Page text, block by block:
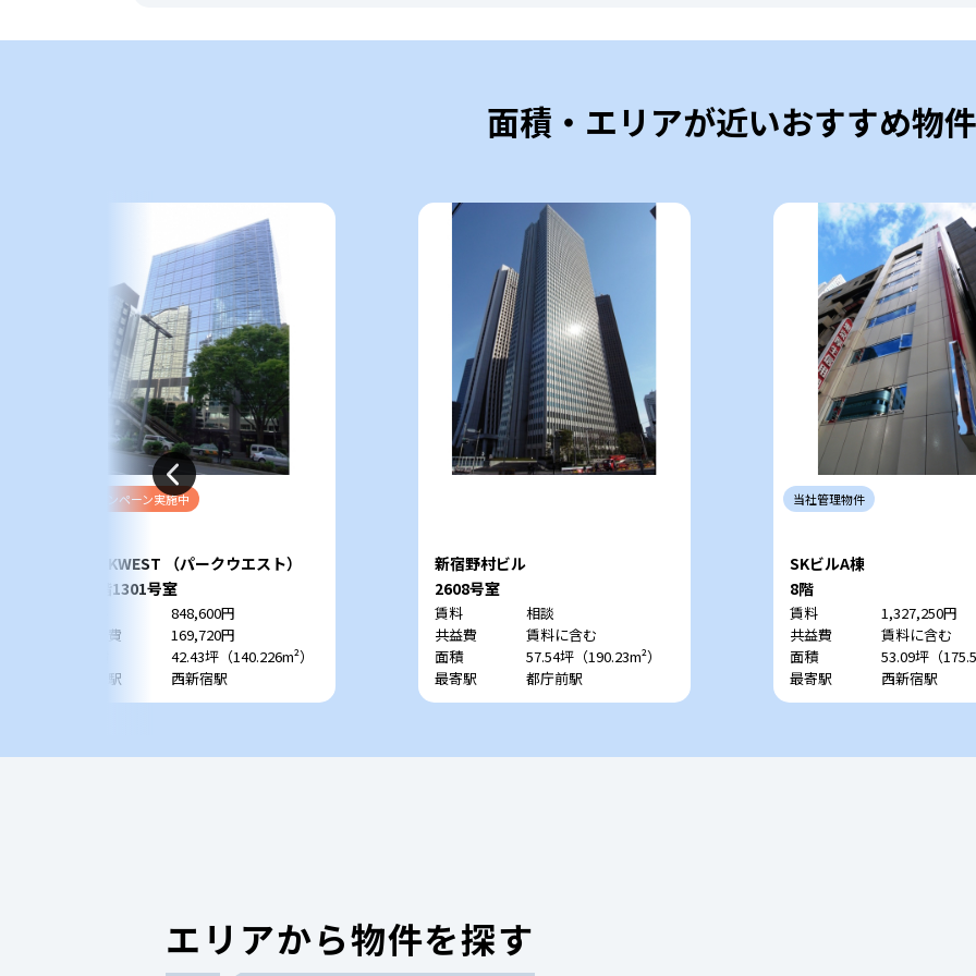
面積・エリアが近いおすすめ物件
キャンペーン実施中
PARKWEST （パークウエスト）
13階1301号室
848,600円
共益費
169,720円
42.43坪（140.226m²）
最寄駅
西新宿駅
新宿野村ビル
2608号室
賃料
相談
共益費
賃料に含む
面積
57.54坪（190.23m²）
最寄駅
都庁前駅
当社管理物件
SKビルA棟
8階
賃料
1,327,250円
共益費
賃料に含む
面積
53.09坪（
最寄駅
西新宿駅
エリアから物件を探す